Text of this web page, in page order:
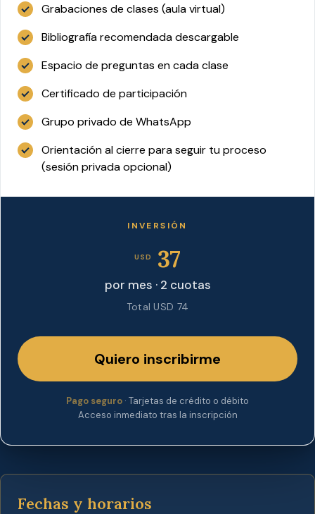
Grabaciones de clases (aula virtual)
Bibliografía recomendada descargable
Espacio de preguntas en cada clase
Certificado de participación
Grupo privado de WhatsApp
Orientación al cierre para seguir tu proceso
(sesión privada opcional)
INVERSIÓN
USD 37
por mes · 2 cuotas
Total USD 74
Quiero inscribirme
Pago seguro · Tarjetas de crédito o débito
Acceso inmediato tras la inscripción
Fechas y horarios